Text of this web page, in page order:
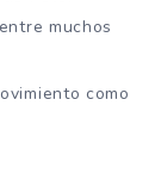
muchos
como